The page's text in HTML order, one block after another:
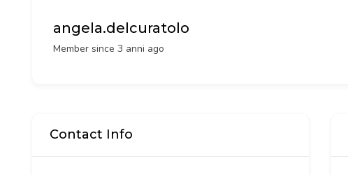
angela.delcuratolo
Member since 3 anni ago
Contact Info